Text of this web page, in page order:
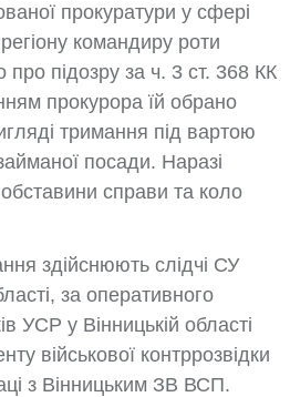
прокуратури у сфері
командиру роти
про підозру за ч. 3 ст. 368 КК
прокурора їй обрано
тримання під вартою
посади. Наразі
справи та коло
здійснюють слідчі СУ
за оперативного
УСР у Вінницькій області
військової контррозвідки
з Вінницьким ЗВ ВСП.